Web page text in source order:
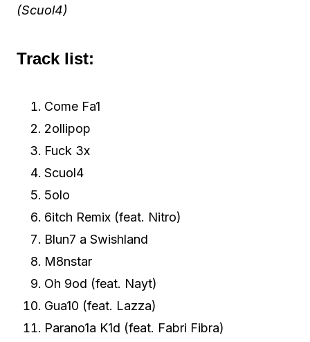
(Scuol4)
Track list:
Come Fa1
2ollipop
Fuck 3x
Scuol4
5olo
6itch Remix (feat. Nitro)
Blun7 a Swishland
M8nstar
Oh 9od (feat. Nayt)
Gua10 (feat. Lazza)
Parano1a K1d (feat. Fabri Fibra)